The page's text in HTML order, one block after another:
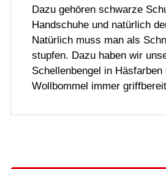
Dazu gehören schwarze
Handschuhe und natürlich
Natürlich muss man als
stupfen. Dazu haben wir
Schellenbengel in Häsfarben
Wollbommel immer